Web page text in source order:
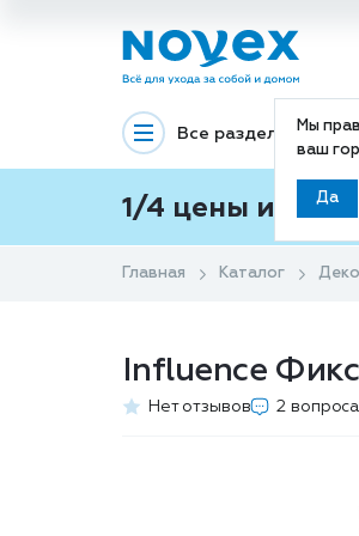
Мы
ваш
Да
Все разделы
1/4 цены и
Главная Каталог
Influence
Нет отзывов 2 вопроса